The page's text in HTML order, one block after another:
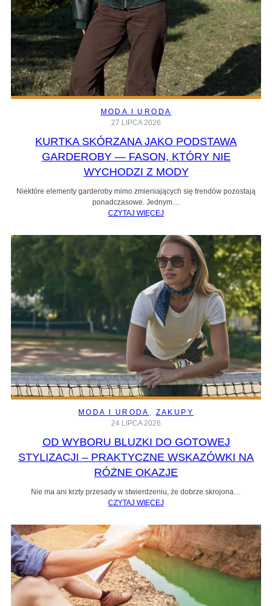
MODA I URODA
27 LIPCA 2026
KURTKA SKÓRZANA JAKO PODSTAWA
GARDEROBY — FASON, KTÓRY NIE
WYCHODZI Z MODY
Niektóre elementy garderoby mimo zmieniających się trendów pozostają
ponadczasowe. Jednym…
CZYTAJ WIĘCEJ
MODA I URODA , ZAKUPY
24 LIPCA 2026
OD WYBORU BLUZKI DO GOTOWEJ
STYLIZACJI – PRAKTYCZNE WSKAZÓWKI NA
RÓŻNE OKAZJE
Nie ma ani krzty przesady w stwierdzeniu, że dobrze skrojona…
CZYTAJ WIĘCEJ